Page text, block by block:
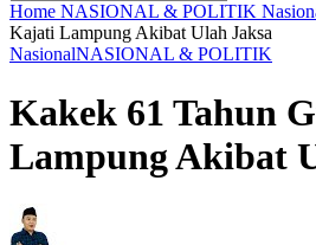
Home NASIONAL & POLITIK
Kajati Lampung Akibat Ulah Jaksa
NasionalNASIONAL & POLITIK
Kakek 61 Tahun
Lampung Akibat